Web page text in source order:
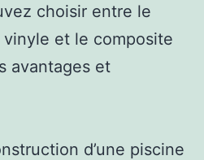
choisir entre le
et le composite
avantages et
d’une piscine